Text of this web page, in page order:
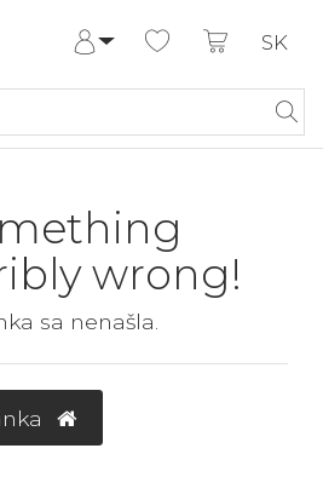
Môj účet
SK
wrong!
sa nenašla.